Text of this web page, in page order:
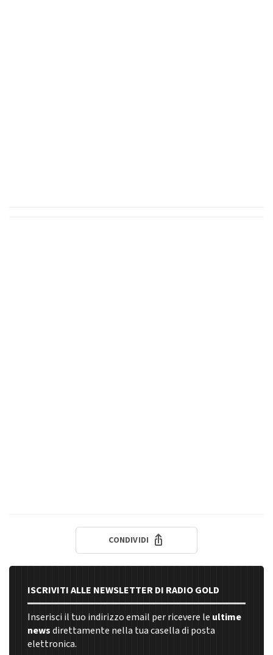
CONDIVIDI
ISCRIVITI ALLE NEWSLETTER DI RADIO GOLD
Inserisci il tuo indirizzo email per ricevere le ultime
newsdirettamente nella tua casella di posta
elettronica.